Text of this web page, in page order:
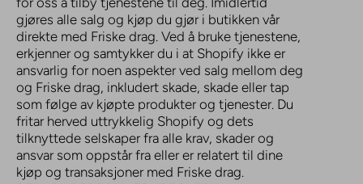
gjøres alle salg og kjøp du gjør i butikken vår
direkte med Friske drag. Ved å bruke tjenestene,
erkjenner og samtykker du i at Shopify ikke er
ansvarlig for noen aspekter ved salg mellom deg
og Friske drag, inkludert skade, skade eller tap
som følge av kjøpte produkter og tjenester. Du
fritar herved uttrykkelig Shopify og dets
tilknyttede selskaper fra alle krav, skader og
ansvar som oppstår fra eller er relatert til dine
kjøp og transaksjoner med Friske drag.